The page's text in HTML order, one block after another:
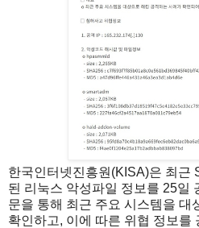
한국인터넷진흥원(KISA)은 최근
된 리눅스 악성파일 정보를 25일
문을 통해 최근 주요 시스템을 대
확인하고, 이에 따른 위협 정보를